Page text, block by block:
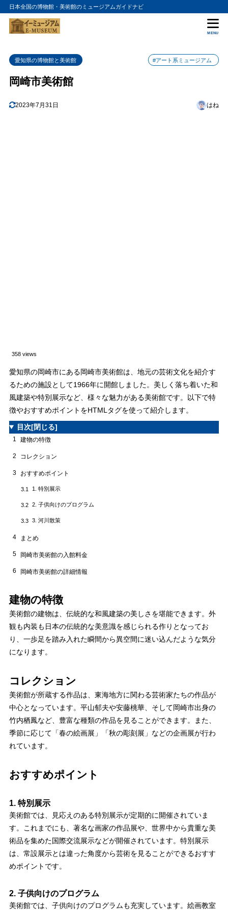
日本全国の博物館・美術館のミュージアムガイドナビ
MENU
愛知県の博物館と美術館 #アート系ミュージアム
岡崎市美術館
2023年7月31日 はね
358 views
愛知県の岡崎市にある岡崎市美術館は、地元の芸術文化を紹介す
るための施設として1966年に開館しました。美しく落ち着いた和
風建築や特別展示など、様々な魅力がある美術館です。以下で特
徴やおすすめポイントをHTMLタグを使って紹介します。
目次[閉じる]
1 建物の特徴
2 コレクション
3 おすすめポイント
3.1 1. 特別展示
3.2 2. 子供向けのプログラム
3.3 3. 河川散策
4 まとめ
5 岡崎市美術館の入館料金
6 岡崎市美術館の詳細情報
建物の特徴
美術館の建物は、伝統的な和風建築の美しさを堪能できます。外
観も内装も日本の伝統的な美意識を感じられる作りとなってお
り、一歩足を踏み入れた瞬間から異空間に迷い込んだような気分
になります。
コレクション
美術館が所蔵する作品は、東海地方に関わる芸術家たちの作品が
中心となっています。平山郁夫や安藤桃華、そして岡崎市出身の
竹内栖鳳など、豊富な種類の作品を見ることができます。また、
季節に応じて「春の絵画展」「秋の彫刻展」などの企画展が行わ
れています。
おすすめポイント
1. 特別展示
美術館では、見応えのある特別展示が定期的に開催されていま
す。これまでにも、著名な画家の作品展や、世界中から貴重な美
術品を集めた国際交流展示などが開催されています。特別展示
は、常設展示とは違った角度から芸術を見ることができるおすす
めポイントです。
2. 子供向けのプログラム
美術館では、子供向けのプログラムも充実しています。絵画教室
目次
1 建物の特徴
おすすめポイント
3.1 1. 特別展示